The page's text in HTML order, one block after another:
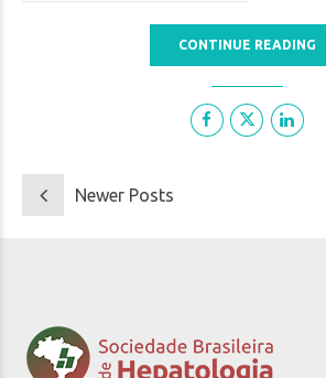
CONTINUE READING
Newer Posts